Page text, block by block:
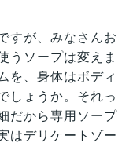
すが、みなさんお
うソープは変えま
を、身体はボディ
しょうか。それっ
だから専用ソープ
はデリケートゾー